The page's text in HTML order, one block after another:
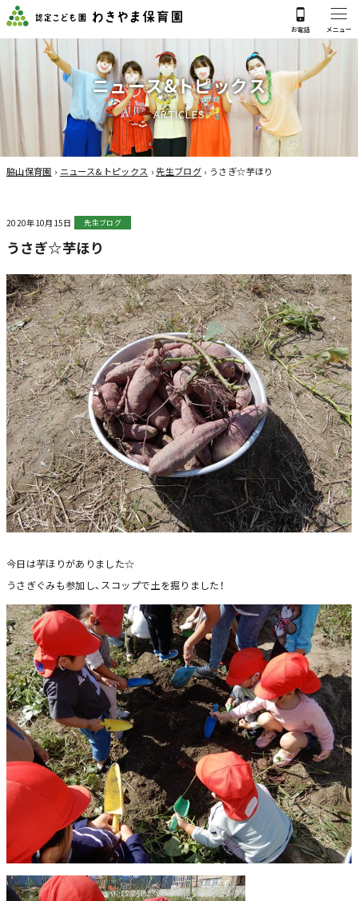
ニュース&トピックス
ARTICLES
脇山保育園 › ニュース&トピックス ›先生ブログ › うさぎ☆芋ほり
2020年10月15日 先生ブログ
うさぎ☆芋ほり
今日は芋ほりがありました☆
うさぎぐみも参加し、スコップで土を掘りました！